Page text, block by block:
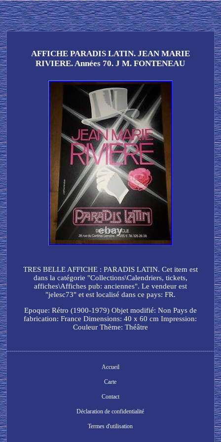
AFFICHE PARADIS LATIN. JEAN MARIE
RIVIERE. Années 70. J M. FONTENEAU
TRES BELLE AFFICHE : PARADIS LATIN. Cet item est
dans la catégorie "Collections\Calendriers, tickets,
affiches\Affiches pub: anciennes". Le vendeur est
"jelesc73" et est localisé dans ce pays: FR.
Epoque: Rétro (1900-1979) Objet modifié: Non Pays de
fabrication: France Dimensions: 40 x 60 cm Impression:
Couleur Thème: Théâtre
Accueil
Carte
Contact
Déclaration de confidentialité
Termes d'utilisation